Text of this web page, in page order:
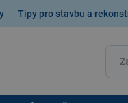
Tipy pro stavbu a